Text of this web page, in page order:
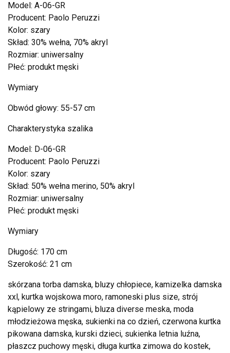
Model: A-06-GR
Producent: Paolo Peruzzi
Kolor: szary
Skład: 30% wełna, 70% akryl
Rozmiar: uniwersalny
Płeć: produkt męski
Wymiary
Obwód głowy: 55-57 cm
Charakterystyka szalika
Model: D-06-GR
Producent: Paolo Peruzzi
Kolor: szary
Skład: 50% wełna merino, 50% akryl
Rozmiar: uniwersalny
Płeć: produkt męski
Wymiary
Długość: 170 cm
Szerokość: 21 cm
skórzana torba damska, bluzy chłopiece, kamizelka damska
xxl, kurtka wojskowa moro, ramoneski plus size, strój
kąpielowy ze stringami, bluza diverse meska, moda
młodzieżowa męska, sukienki na co dzień, czerwona kurtka
pikowana damska, kurski dzieci, sukienka letnia luźna,
płaszcz puchowy męski, długa kurtka zimowa do kostek,